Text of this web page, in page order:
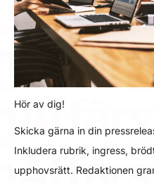
Hör av dig!
Skicka gärna in din
Inkludera rubrik, ingress,
upphovsrätt. Redaktionen